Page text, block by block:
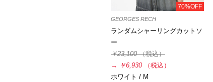
70%OFF
GEORGES RECH
ランダムシャーリングカットソ
ー
￥23,100（税込）
→
￥6,930
（税込）
ホワイト / M